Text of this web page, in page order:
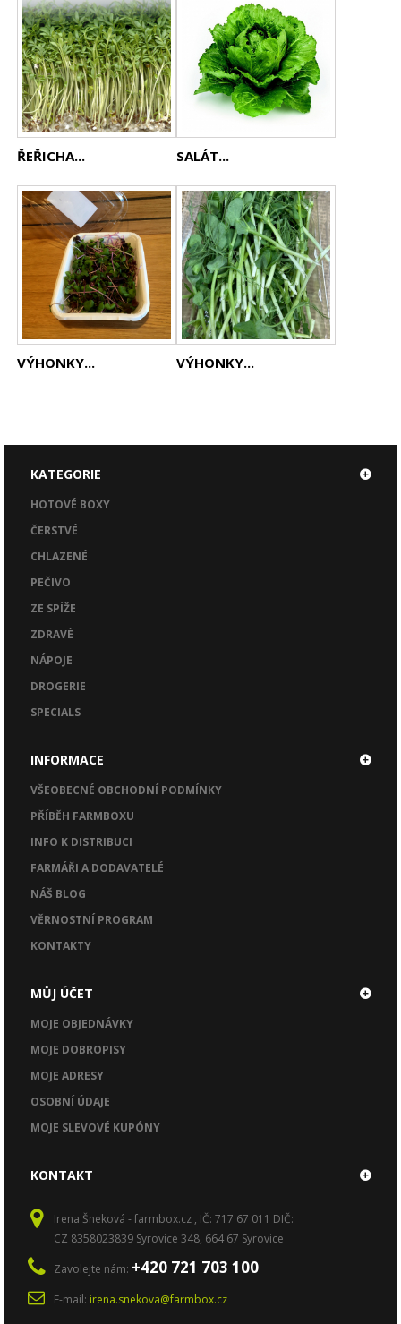
ŘEŘICHA... SALÁT...
VÝHONKY... VÝHONKY...
KATEGORIE
HOTOVÉ BOXY
ČERSTVÉ
CHLAZENÉ
PEČIVO
ZE SPÍŽE
ZDRAVÉ
NÁPOJE
DROGERIE
SPECIALS
INFORMACE
VŠEOBECNÉ OBCHODNÍ PODMÍNKY
PŘÍBĚH FARMBOXU
INFO K DISTRIBUCI
FARMÁŘI A DODAVATELÉ
NÁŠ BLOG
VĚRNOSTNÍ PROGRAM
KONTAKTY
MŮJ ÚČET
MOJE OBJEDNÁVKY
MOJE DOBROPISY
MOJE ADRESY
OSOBNÍ ÚDAJE
MOJE SLEVOVÉ KUPÓNY
KONTAKT
Irena Šneková - farmbox.cz , IČ: 717 67 011 DIČ:
CZ 8358023839 Syrovice 348, 664 67 Syrovice
Zavolejte nám: +420 721 703 100
E-mail: irena.snekova@farmbox.cz